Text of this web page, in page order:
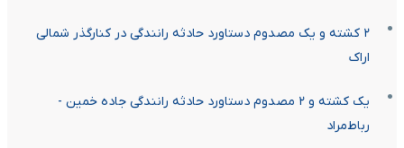
۲ کشته و یک مصدوم دستاورد حادثه رانندگی در کنارگذر شمالی
اراک
یک کشته و ۲ مصدوم دستاورد حادثه رانندگی جاده خمین -
رباط‌مراد